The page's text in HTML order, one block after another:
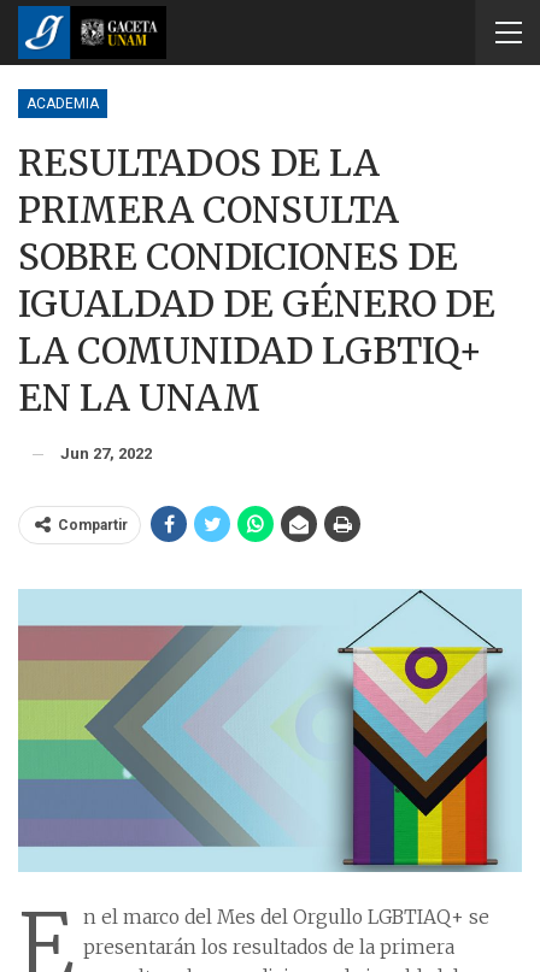
ACADEMIA
RESULTADOS DE LA
PRIMERA CONSULTA
SOBRE CONDICIONES DE
IGUALDAD DE GÉNERO DE
LA COMUNIDAD LGBTIQ+
EN LA UNAM
Jun 27, 2022
Compartir
E n el marco del Mes del Orgullo LGBTIAQ+ se
presentarán los resultados de la primera